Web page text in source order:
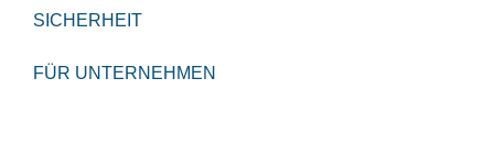
SICHERHEIT
FÜR UNTERNEHMEN